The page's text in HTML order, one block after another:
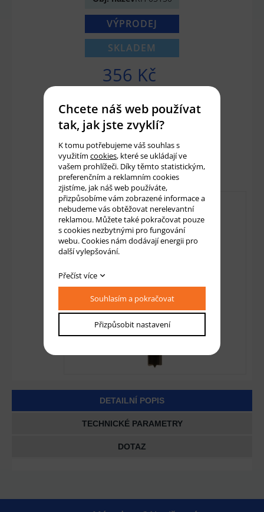
VÝPRODEJ
SKLADEM
356 Kč
Množství:
Přidat do košíku
DETAILNÍ POPIS
TECHNICKÉ PARAMETRY
DOTAZ
Chcete náš web používat
tak, jak jste zvyklí?
K tomu potřebujeme váš souhlas s
využitím cookies, které se ukládají ve
vašem prohlížeči. Díky těmto statistickým,
preferenčním a reklamním cookies
zjistíme, jak náš web používáte,
přizpůsobíme vám zobrazené informace a
nebudeme vás obtěžovat nerelevantní
reklamou. Můžete také pokračovat pouze
s cookies nezbytnými pro fungování
webu. Cookies nám dodávají energii pro
další vylepšování.
Přečíst více
Souhlasím a pokračovat
Přizpůsobit nastavení